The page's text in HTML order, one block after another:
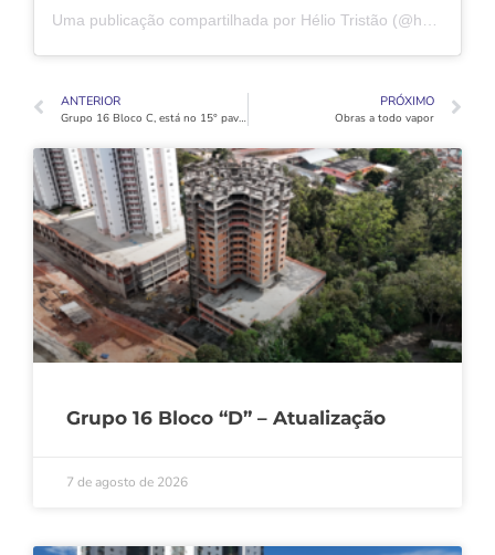
ANTERIOR
Grupo 16 Bloco C, está no 15° pavimento e avançando rapidamente!
PRÓXIMO
Obras a todo vapor
Grupo 16 Bloco “D” – Atualização
7 de agosto de 2026